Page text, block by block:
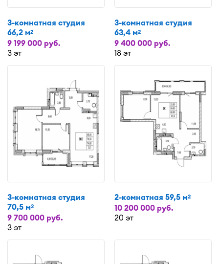
3-комнатная студия
66,2 м2
9 199 000 руб.
3 эт
3-комнатная студия
63,4 м2
9 400 000 руб.
18 эт
3-комнатная студия
70,5 м2
9 700 000 руб.
3 эт
2-комнатная 59,5 м2
10 200 000 руб.
20 эт